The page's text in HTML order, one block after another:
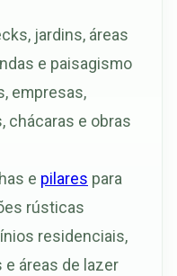
jardins, áreas
e paisagismo
empresas,
chácaras e obras
e pilares para
rústicas
residenciais,
áreas de lazer